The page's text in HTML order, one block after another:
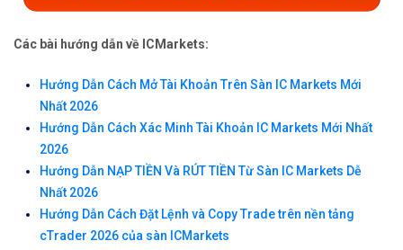
Các bài hướng dẫn về ICMarkets:
Hướng Dẫn Cách Mở Tài Khoản Trên Sàn IC Markets Mới
Nhất 2026
Hướng Dẫn Cách Xác Minh Tài Khoản IC Markets Mới Nhất
2026
Hướng Dẫn NẠP TIỀN Và RÚT TIỀN Từ Sàn IC Markets Dễ
Nhất 2026
Hướng Dẫn Cách Đặt Lệnh và Copy Trade trên nền tảng
cTrader 2026 của sàn ICMarkets